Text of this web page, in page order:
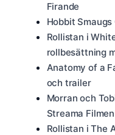
Firande
Hobbit
Rollistan i
rollbesättning
Anatomy of a
och trailer
Morran och
Streama Filmen
Rollistan i The